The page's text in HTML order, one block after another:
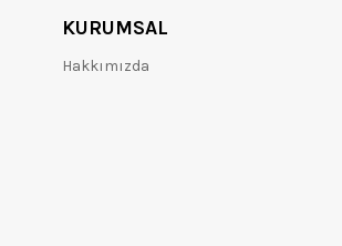
KURUMSAL
Hakkımızda